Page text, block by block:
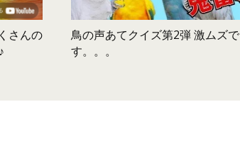
さんの
鳥の声あてクイズ第2弾 激ムズで
す。。。